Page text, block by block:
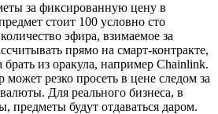
за фиксированную цену в
стоит 100 условно сто
эфира, взимаемое за
прямо на смарт-контракте,
брать из оракула, например Chainlink.
может резко просеть в цене следом за
Для реального бизнеса, в
предметы будут отдаваться даром.